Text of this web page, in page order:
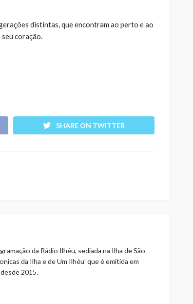
distintas, que encontram ao perto e ao
coração.
SHARE ON TWITTER
da Rádio Ilhéu, sediada na Ilha de São
da Ilha e de Um Ilhéu' que é emitida em
2015.